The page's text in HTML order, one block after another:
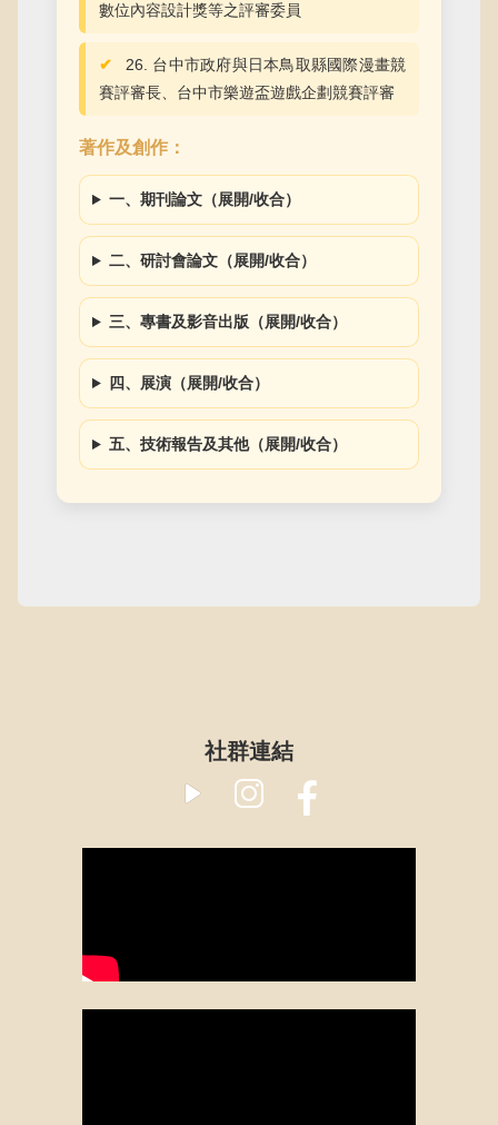
數位內容設計獎等之評審委員
26. 台中市政府與日本鳥取縣國際漫畫競
賽評審長、台中市樂遊盃遊戲企劃競賽評審
著作及創作：
一、期刊論文（展開/收合）
二、研討會論文（展開/收合）
三、專書及影音出版（展開/收合）
四、展演（展開/收合）
五、技術報告及其他（展開/收合）
​社群連結